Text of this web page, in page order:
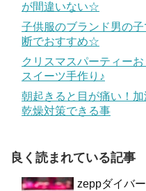
が間違いない☆
子供服のブランド男の
断でおすすめ☆
クリスマスパーティー
スイーツ手作り♪
朝起きると目が痛い！
乾燥対策できる事
良く読まれている記事
zeppダイバ